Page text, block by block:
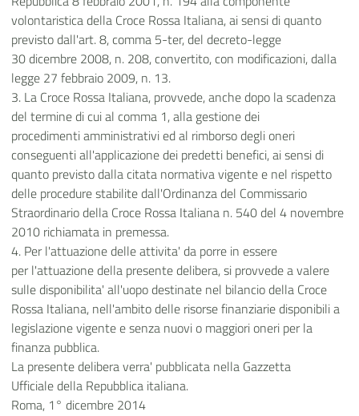
volontaristica della Croce Rossa Italiana, ai sensi di quanto
previsto dall'art. 8, comma 5-ter, del decreto-legge
30 dicembre 2008, n. 208, convertito, con modificazioni, dalla
legge 27 febbraio 2009, n. 13.
3. La Croce Rossa Italiana, provvede, anche dopo la scadenza
del termine di cui al comma 1, alla gestione dei
procedimenti amministrativi ed al rimborso degli oneri
conseguenti all'applicazione dei predetti benefici, ai sensi di
quanto previsto dalla citata normativa vigente e nel rispetto
delle procedure stabilite dall'Ordinanza del Commissario
Straordinario della Croce Rossa Italiana n. 540 del 4 novembre
2010 richiamata in premessa.
4. Per l'attuazione delle attivita' da porre in essere
per l'attuazione della presente delibera, si provvede a valere
sulle disponibilita' all'uopo destinate nel bilancio della Croce
Rossa Italiana, nell'ambito delle risorse finanziarie disponibili a
legislazione vigente e senza nuovi o maggiori oneri per la
finanza pubblica.
La presente delibera verra' pubblicata nella Gazzetta
Ufficiale della Repubblica italiana.
Roma, 1° dicembre 2014